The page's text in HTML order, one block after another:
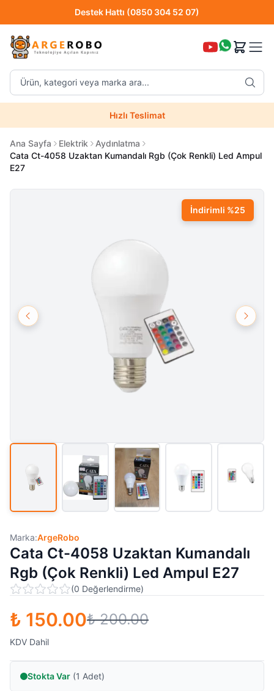
Destek Hattı (0850 304 52 07)
Ürün, kategori veya marka ara...
Destek Hattı (0850 304 52 07)
Hızlı Teslimat
Uzman Teknik Servis
Ana Sayfa Elektrik
Aydınlatma
Cata Ct-4058 Uzaktan Kumandalı Rgb (Çok Renkli) Led Ampul
E27
İndirimli %25
Marka:ArgeRobo
Cata Ct-4058 Uzaktan Kumandalı
Rgb (Çok Renkli) Led Ampul E27
(0 Değerlendirme)
₺ 150.00₺ 200.00
KDV Dahil
Stokta Var (1 Adet)